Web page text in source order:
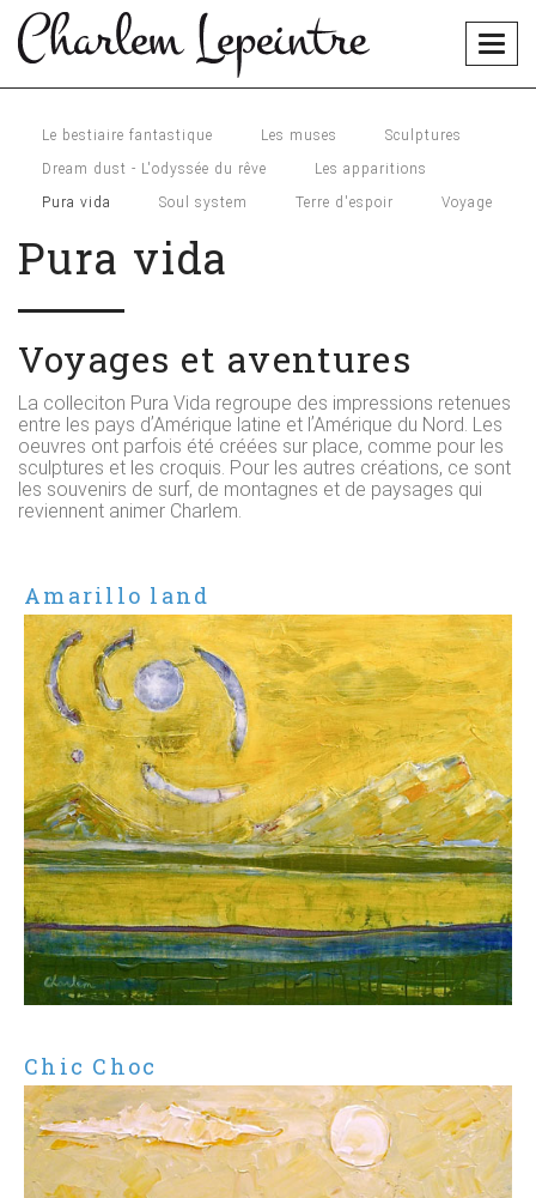
Le bestiaire fantastique Les muses
Sculptures
Dream dust - L'odyssée du rêve
Les apparitions
Pura vida
Soul system Terre d'espoir Voyage
Pura vida
Voyages et aventures
La colleciton Pura Vida regroupe des impressions retenues
entre les pays dʼAmérique latine et lʼAmérique du Nord. Les
oeuvres ont parfois été créées sur place, comme pour les
sculptures et les croquis. Pour les autres créations, ce sont
les souvenirs de surf, de montagnes et de paysages qui
reviennent animer Charlem.
Amarillo land
Chic Choc